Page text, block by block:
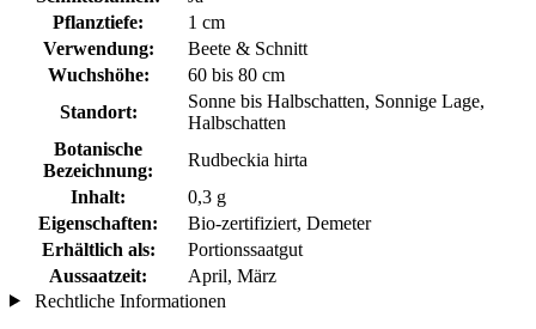
Pflanztiefe:
1 cm
Verwendung:
Beete & Schnitt
Wuchshöhe:
60 bis 80 cm
Standort:
Sonne bis Halbschatten, Sonnige Lage,
Halbschatten
Botanische
Bezeichnung:
Rudbeckia hirta
Inhalt:
0,3 g
Eigenschaften:
Bio-zertifiziert, Demeter
Erhältlich als:
Portionssaatgut
Aussaatzeit:
April, März
Rechtliche Informationen